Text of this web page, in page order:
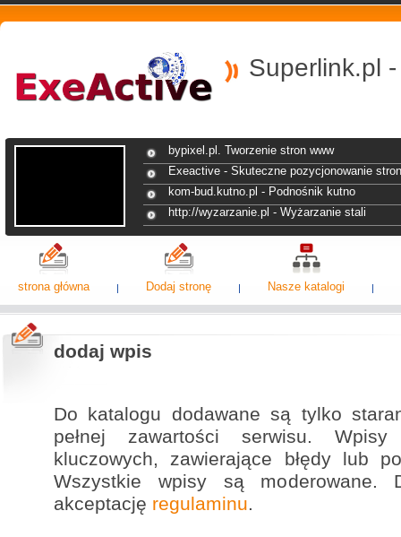
Superlink.pl
bypixel.pl. Tworzenie stron www
Exeactive - Skuteczne pozycjonowanie stron
kom-bud.kutno.pl - Podnośnik kutno
http://wyzarzanie.pl - Wyżarzanie stali
strona główna Dodaj stronę Nasze katalogi
dodaj wpis
Do katalogu dodawane są tylko
pełnej zawartości serwisu.
kluczowych, zawierające błędy lub
Wszystkie wpisy są moderowane.
akceptację regulaminu.